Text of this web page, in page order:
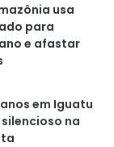
usa
para
e afastar
em Iguatu
na